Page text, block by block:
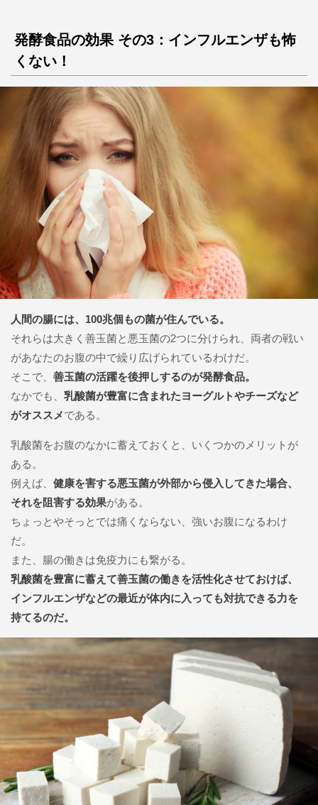
発酵食品の効果 その3：インフルエンザも怖
くない！
人間の腸には、100兆個もの菌が住んでいる。
それらは大きく善玉菌と悪玉菌の2つに分けられ、両者の戦い
があなたのお腹の中で繰り広げられているわけだ。
そこで、 善玉菌の活躍を後押しするのが発酵食品。
なかでも、 乳酸菌が豊富に含まれたヨーグルトやチーズなど
がオススメである。
乳酸菌をお腹のなかに蓄えておくと、いくつかのメリットが
ある。
例えば、 健康を害する悪玉菌が外部から侵入してきた場合、
それを阻害する効果がある。
ちょっとやそっとでは痛くならない、強いお腹になるわけ
だ。
また、腸の働きは免疫力にも繋がる。
乳酸菌を豊富に蓄えて善玉菌の働きを活性化させておけば、
インフルエンザなどの最近が体内に入っても対抗できる力を
持てるのだ。